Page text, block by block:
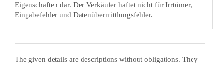
Eigenschaften dar. Der Verkäufer haftet nicht für Irrtümer,
Eingabefehler und Datenübermittlungsfehler.
The given details are descriptions without obligations. They